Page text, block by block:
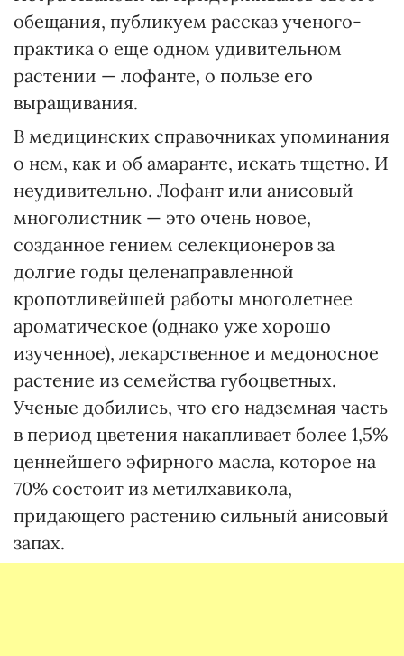
обещания, публикуем рассказ ученого-
практика о еще одном удивительном
растении — лофанте, о пользе его
выращивания.
В медицинских справочниках упоминания
о нем, как и об амаранте, искать тщетно. И
неудивительно. Лофант или анисовый
многолистник — это очень новое,
созданное гением селекционеров за
долгие годы целенаправленной
кропотливейшей работы многолетнее
ароматическое (однако уже хорошо
изученное), лекарственное и медоносное
растение из семейства губоцветных.
Ученые добились, что его надземная часть
в период цветения накапливает более 1,5%
ценнейшего эфирного масла, которое на
70% состоит из метилхавикола,
придающего растению сильный анисовый
запах.